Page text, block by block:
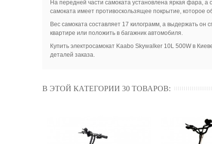
На передней части самоката установлена яркая фара, а
самоката имеет противоскользящее покрытие, которое
Вес самоката составляет 17 килограмм, а выдержать
квартире или положить в багажник автомобиля.
Купить электросамокат Kaabo Skywalker 10L 500W в
деталей заказа.
В ЭТОЙ КАТЕГОРИИ 30 ТОВАРОВ: